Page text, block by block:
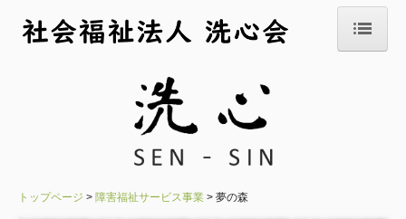
情報公開
トップページ 障害福祉サービス事業 夢の森